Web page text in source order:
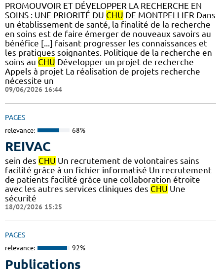
PROMOUVOIR ET DÉVELOPPER LA RECHERCHE EN
SOINS : UNE PRIORITÉ DU CHU DE MONTPELLIER Dans
un établissement de santé, la finalité de la recherche
en soins est de faire émerger de nouveaux savoirs au
bénéfice [...] faisant progresser les connaissances et
les pratiques soignantes. Politique de la recherche en
soins au CHU Développer un projet de recherche
Appels à projet La réalisation de projets recherche
nécessite un
09/06/2026 16:44
PAGES
relevance: 68%
REIVAC
sein des CHU Un recrutement de volontaires sains
facilité grâce à un fichier informatisé Un recrutement
de patients facilité grâce une collaboration étroite
avec les autres services cliniques des CHU Une
sécurité
18/02/2026 15:25
PAGES
relevance: 92%
Publications